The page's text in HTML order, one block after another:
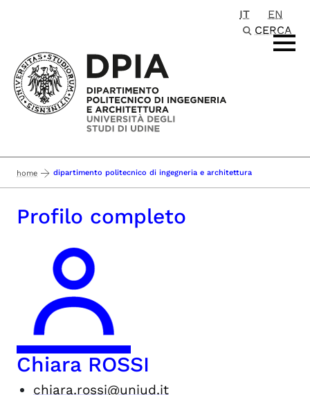
IT
EN
CERCA
home dipartimento politecnico di ingegneria e architettura
Profilo completo
Chiara ROSSI
chiara.rossi@uniud.it